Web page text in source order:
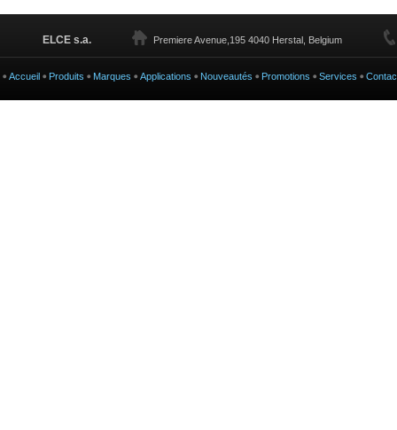
ELCE s.a. Premiere Avenue,195 4040 Herstal, Belgium
Accueil Produits Marques Applications Nouveautés Promotions Services